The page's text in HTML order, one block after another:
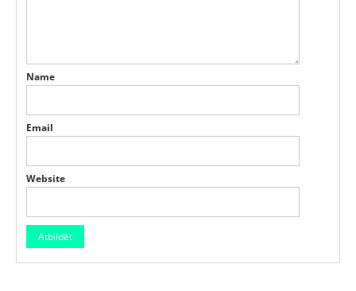
Name
Email
Website